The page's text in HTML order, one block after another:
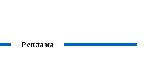
Реклама